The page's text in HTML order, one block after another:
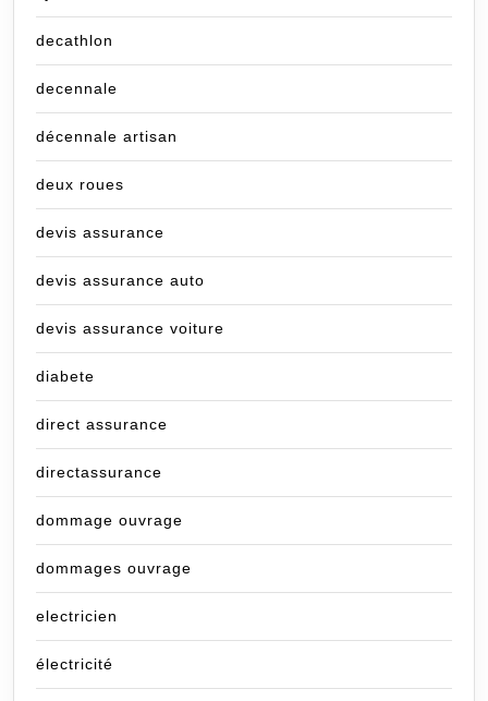
decathlon
decennale
décennale artisan
deux roues
devis assurance
devis assurance auto
devis assurance voiture
diabete
direct assurance
directassurance
dommage ouvrage
dommages ouvrage
electricien
électricité